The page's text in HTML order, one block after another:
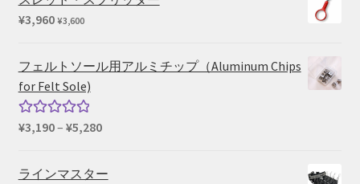
¥15,400
¥3,960 ¥3,600
フェルトソール用アルミチップ（Aluminum Chips
for Felt Sole)
5段階中
¥3,190– ¥5,280価
ラインマスター